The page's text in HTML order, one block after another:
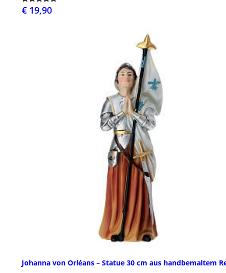
€ 19,90
Johanna von Orléans – Statue 30 cm aus handbemaltem